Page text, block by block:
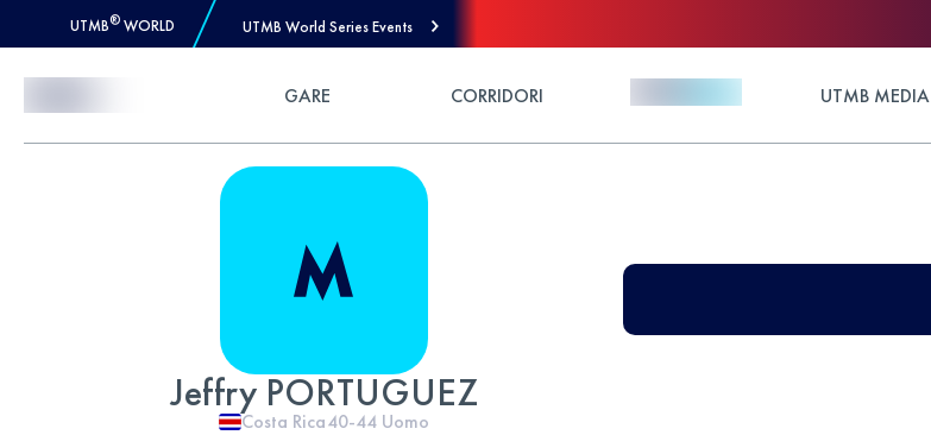
UTMB® WORLD UTMB World Series Events
GARE CORRIDORI UTMB MEDIA
Jeffry PORTUGUEZ
Costa Rica40-44 Uomo